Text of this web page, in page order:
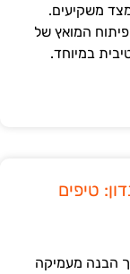
משקיעים.
המואץ של
במיוחד.
טיפים
הבנה מעמיקה